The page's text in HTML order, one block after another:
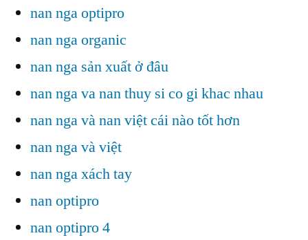
nan nga optipro
nan nga organic
nan nga sản xuất ở đâu
nan nga va nan thuy si co gi khac nhau
nan nga và nan việt cái nào tốt hơn
nan nga và việt
nan nga xách tay
nan optipro
nan optipro 4